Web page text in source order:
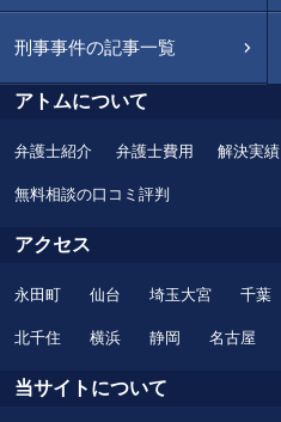
刑事事件の記事一覧
アトムについて
弁護士紹介 弁護士費用 解決実績
無料相談の口コミ評判
アクセス
永田町 仙台 埼玉大宮 千葉
北千住 横浜 静岡 名古屋
当サイトについて